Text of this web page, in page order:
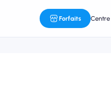
Forfaits